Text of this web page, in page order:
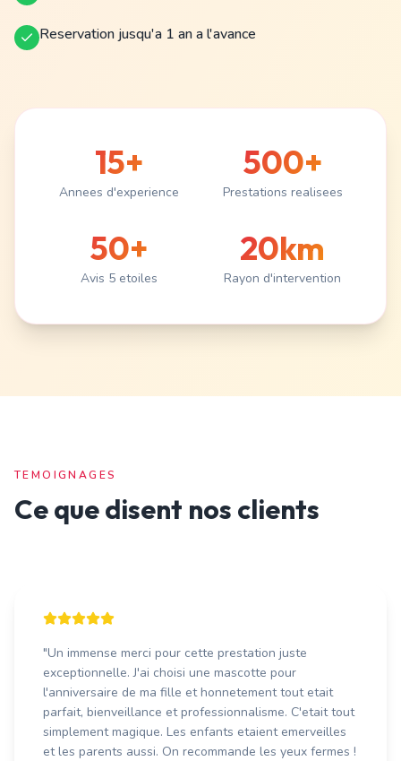
Reservation jusqu'a 1 an a l'avance
15+
Annees d'experience
500+
Prestations realisees
50+
Avis 5 etoiles
20km
Rayon d'intervention
TEMOIGNAGES
Ce que disent nos clients
"Un immense merci pour cette prestation juste
exceptionnelle. J'ai choisi une mascotte pour
l'anniversaire de ma fille et honnetement tout etait
parfait, bienveillance et professionnalisme. C'etait tout
simplement magique. Les enfants etaient emerveilles
et les parents aussi. On recommande les yeux fermes !